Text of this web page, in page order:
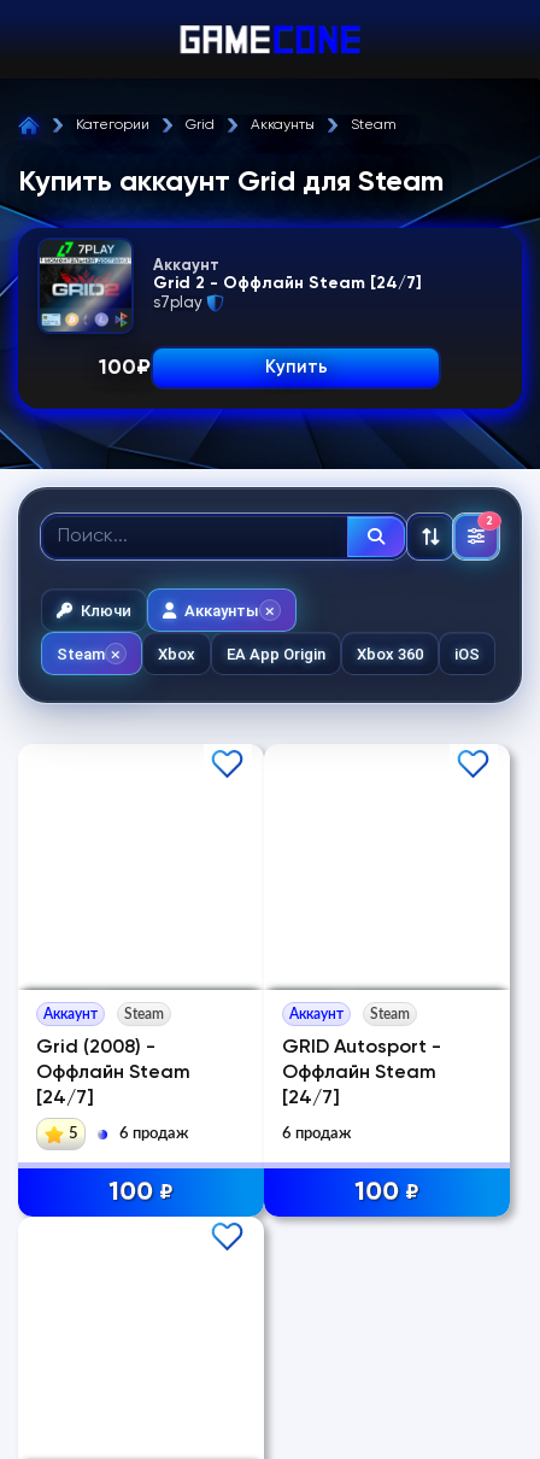
Категории Grid Аккаунты Steam
Купить аккаунт Grid для Steam
Аккаунт
Grid 2 - Оффлайн Steam [24/7]
s7play
100₽ Купить
2
Ключи Аккаунты
Steam Xbox EA App Origin Xbox 360 iOS
Аккаунт Steam
Grid (2008) -
Оффлайн Steam
[24/7]
5 6 продаж
100 ₽
Аккаунт Steam
GRID Autosport -
Оффлайн Steam
[24/7]
6 продаж
100 ₽